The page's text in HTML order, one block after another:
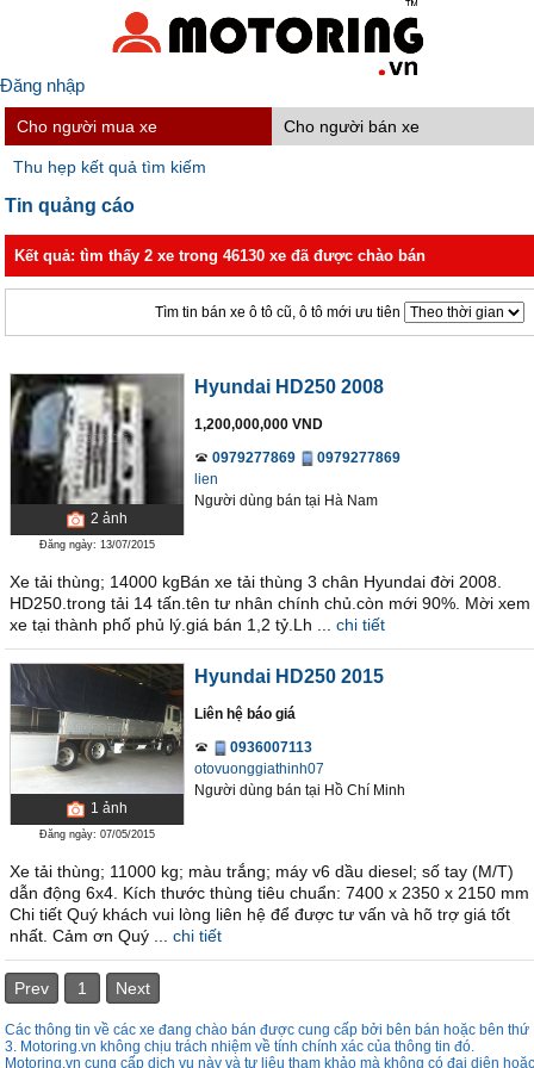
Đăng nhập
Cho người mua xe Cho người bán xe
Thu hẹp kết quả tìm kiếm
Tin quảng cáo
Kết quả: tìm thấy 2 xe trong 46130 xe đã được chào bán
Tìm tin bán xe ô tô cũ, ô tô mới ưu tiên
2 ảnh
Đăng ngày: 13/07/2015
Hyundai HD250 2008
1,200,000,000 VND
0979277869
0979277869
lien
Người dùng bán tại Hà Nam
Xe tải thùng; 14000 kgBán xe tải thùng 3 chân Hyundai đời 2008.
HD250.trong tải 14 tấn.tên tư nhân chính chủ.còn mới 90%. Mời xem
xe tại thành phố phủ lý.giá bán 1,2 tỷ.Lh ...
chi tiết
1 ảnh
Đăng ngày: 07/05/2015
Hyundai HD250 2015
Liên hệ báo giá
0936007113
otovuonggiathinh07
Người dùng bán tại Hồ Chí Minh
Xe tải thùng; 11000 kg; màu trắng; máy v6 dầu diesel; số tay (M/T)
dẫn động 6x4. Kích thước thùng tiêu chuẩn: 7400 x 2350 x 2150 mm
Chi tiết Quý khách vui lòng liên hệ để được tư vấn và hõ trợ giá tốt
nhất. Cảm ơn Quý ...
chi tiết
Prev 1 Next
Các thông tin về các xe đang chào bán được cung cấp bởi bên bán hoặc bên thứ
3. Motoring.vn không chịu trách nhiệm về tính chính xác của thông tin đó.
Motoring.vn cung cấp dịch vụ này và tư liệu tham khảo mà không có đại diên hoặc